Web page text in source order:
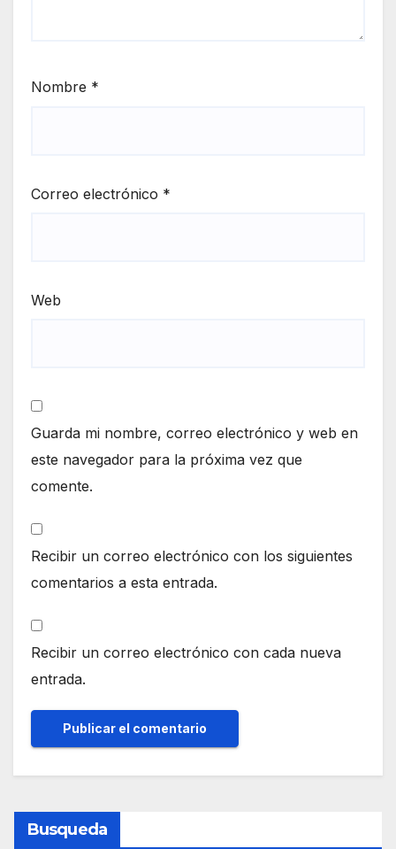
Nombre *
Correo electrónico *
Web
Guarda mi nombre, correo electrónico y web en
este navegador para la próxima vez que
comente.
Recibir un correo electrónico con los siguientes
comentarios a esta entrada.
Recibir un correo electrónico con cada nueva
entrada.
Busqueda